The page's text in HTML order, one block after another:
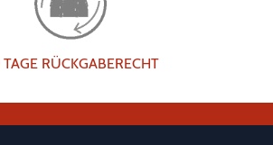
RÜCKGABERECHT